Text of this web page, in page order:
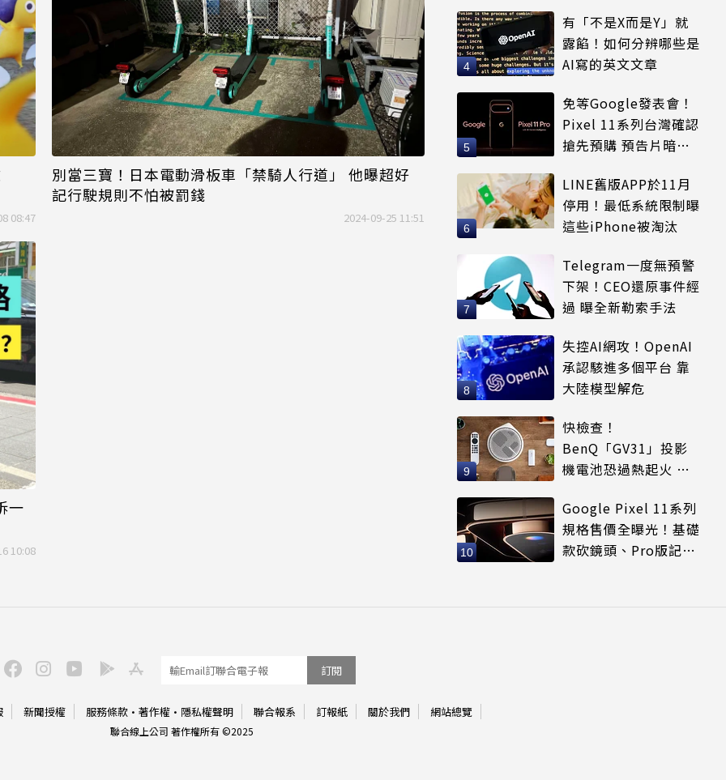
08:47
別當三寶！日本電動滑板車「禁騎人行道」 他曝超好
記行駛規則不怕被罰錢
2024-09-25 11:51
一
10:08
有「不是X而是Y」就
露餡！如何分辨哪些是
AI寫的英文文章
免等Google發表會！
Pixel 11系列台灣確認
搶先預購 預告片暗示
LINE舊版APP於11月
停用！最低系統限制曝
這些iPhone被淘汰
Telegram一度無預警
下架！CEO還原事件經
過 曝全新勒索手法
失控AI網攻！OpenAI
承認駭進多個平台 靠
大陸模型解危
快檢查！
BenQ「GV31」投影
機電池恐過熱起火 官
Google Pixel 11系列
規格售價全曝光！基礎
款砍鏡頭、Pro版記憶
訂閱
新聞授權 服務條款 · 著作權 · 隱私權聲明 聯合報系 訂報紙 關於我們 網站總覽
聯合線上公司 著作權所有 ©2025